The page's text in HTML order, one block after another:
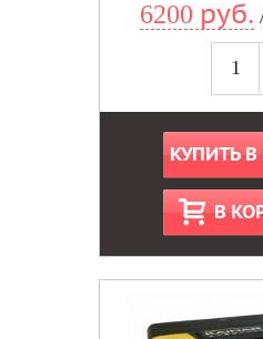
6200 руб.
КУПИТЬ В
В